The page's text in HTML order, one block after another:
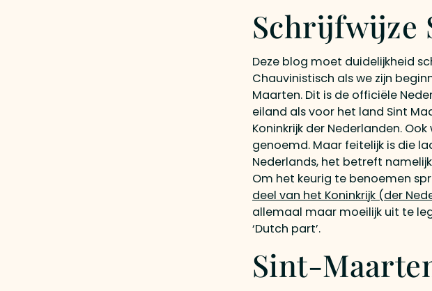
Schrijfwijze
Deze blog moet duidelijkheid
Chauvinistisch als we zijn
Maarten. Dit is de officiële
eiland als voor het land Sint
Koninkrijk der Nederlanden.
genoemd. Maar feitelijk is die
Nederlands, het betreft namelijk
Om het keurig te benoemen
deel van het Koninkrijk (der
allemaal maar moeilijk uit te
‘Dutch part’.
Sint-